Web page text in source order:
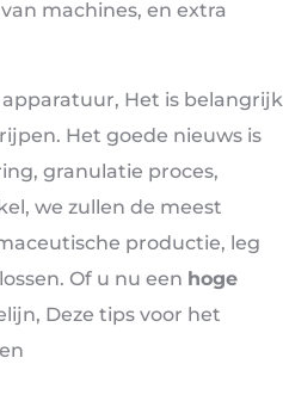
machines, en extra
Het is belangrijk
Het goede nieuws is
granulatie proces,
we zullen de meest
productie, leg
Of u nu een hoge
Deze tips voor het